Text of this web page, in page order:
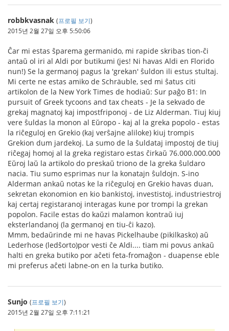
robbkvasnak (프로필 보기)
2015년 2월 27일 오후 5:50:06
Ĉar mi estas ŝparema germanido, mi rapide skribas tion-ĉi
antaŭ ol iri al Aldi por butikumi (jes! Ni havas Aldi en Florido
nun!) Se la germanoj pagus la 'grekan' ŝuldon ili estus stultaj.
Mi certe ne estas amiko de Schräuble, sed mi ŝatus citi
artikolon de la New York Times de hodiaŭ: Sur paĝo B1: In
pursuit of Greek tycoons and tax cheats - Je la sekvado de
grekaj magnatoj kaj impostfriponoj - de Liz Alderman. Tiuj kiuj
vere ŝuldas la monon al Eŭropo - kaj al la greka popolo - estas
la riĉeguloj en Grekio (kaj verŝajne aliloke) kiuj trompis
Grekion dum jardekoj. La sumo de la ŝuldataj impostoj de tiuj
riĉegaj homoj al la greka registaro estas ĉirkaŭ 76.000.000.000
Eŭroj laŭ la artikolo do preskaŭ triono de la greka ŝuldaro
nacia. Tiu sumo esprimas nur la konatajn ŝuldojn. S-ino
Alderman ankaŭ notas ke la riĉeguloj en Grekio havas duan,
sekretan ekonomion en kio bankistoj, investistoj, industriestroj
kaj certaj registaranoj interagas kune por trompi la grekan
popolon. Facile estas do kaŭzi malamon kontraŭ iuj
eksterlandanoj (la germanoj en tiu-ĉi kazo).
Mmm, bedaŭrinde mi ne havas Pickelhaube (pikilkasko) aŭ
Lederhose (ledŝorto)por vesti ĉe Aldi.... tiam mi povus ankaŭ
halti en greka butiko por aĉeti feta-fromaĝon - duapense eble
mi preferus aĉeti labne-on en la turka butiko.
Sunjo (프로필 보기)
2015년 2월 27일 오후 7:11:21